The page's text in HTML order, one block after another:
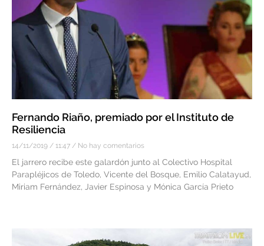
Fernando Riaño, premiado por el Instituto de
Resiliencia
14/11/2019 11:47 No hay comentarios
El jarrero recibe este galardón junto al Colectivo Hospital
Parapléjicos de Toledo, Vicente del Bosque, Emilio Calatayud,
Miriam Fernández, Javier Espinosa y Mónica García Prieto